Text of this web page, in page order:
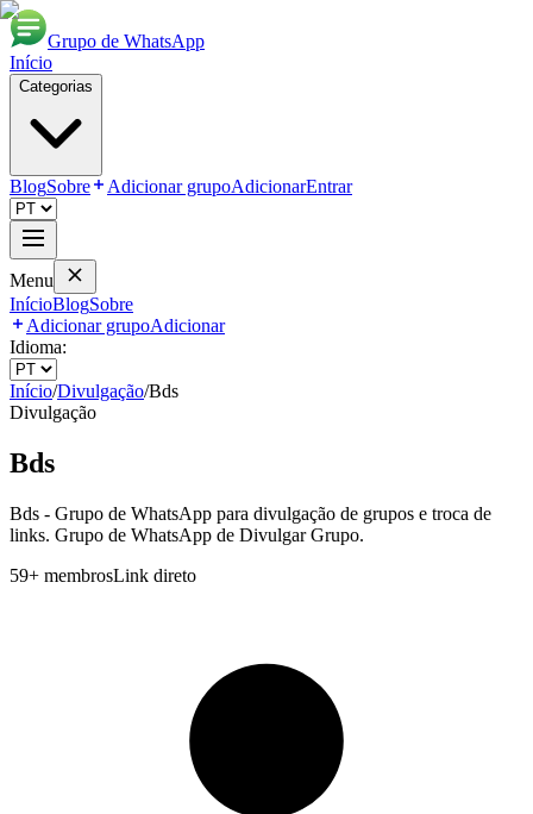
Grupo de WhatsApp
Início
Categorias
BlogSobre Adicionar grupoAdicionarEntrar
Menu
InícioBlogSobre
Adicionar grupoAdicionar
Idioma:
Início/Divulgação/Bds
Divulgação
Bds
Bds - Grupo de WhatsApp para divulgação de grupos e troca de
links. Grupo de WhatsApp de Divulgar Grupo.
59+ membrosLink direto